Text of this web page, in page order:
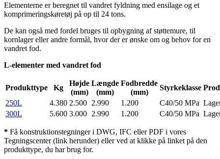
Elementerne er beregnet til vandret fyldning med ensilage og et
komprimeringskøretøj på op til 24 tons.
De kan også med fordel bruges til opbygning af støttemure, til
kornlager eller andre formål, hvor der er ønske om og behov for en
vandret fod.
L-elementer med vandret fod
Produkttype Kg
Højde
(mm)
Længde
(mm)
Fodbredde
(mm)
Styrkeklasse
250L
4.380 2.500 2.990 1.200 C40/50 MPa
300L
5.600 3.000 2.990 1.200 C40/50 MPa
* Få konstruktionstegninger i DWG, IFC eller PDF i vores
Tegningscenter (link herunder) eller ved at klikke på linket på den
produkttype, du har brug for.